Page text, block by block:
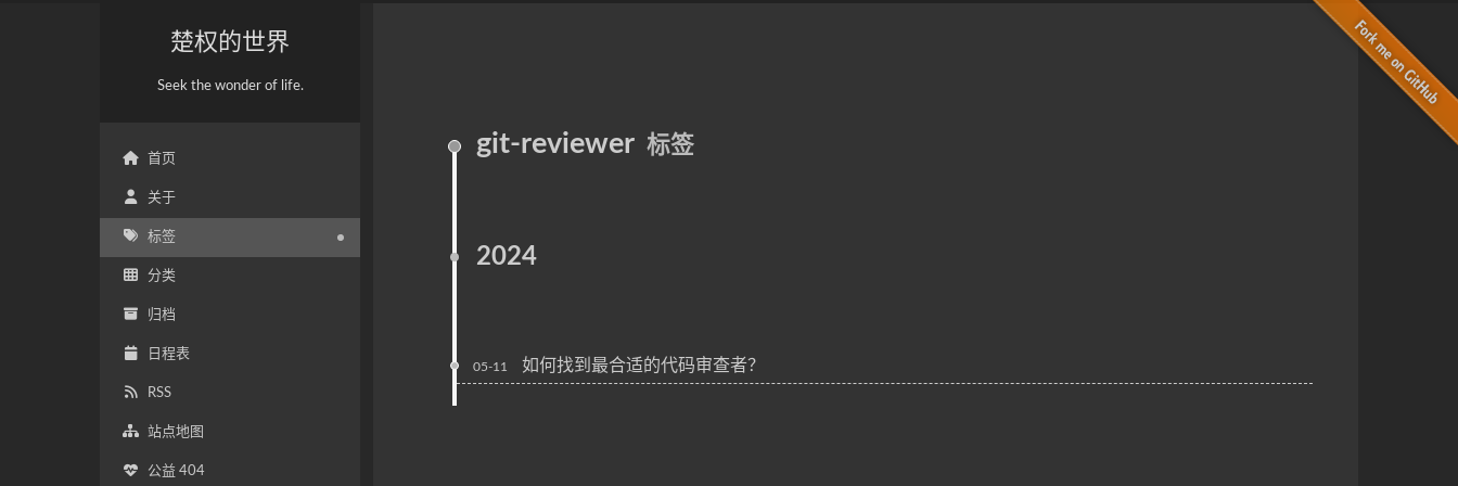
楚权的世界
Seek the wonder of life.
首页
关于
标签
分类
归档
日程表
RSS
站点地图
公益 404
git-reviewer 标签
2024
05-11 如何找到最合适的代码审查者？